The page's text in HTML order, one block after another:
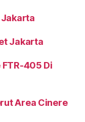
Jakarta
Jakarta
FTR-405 Di
Area Cinere